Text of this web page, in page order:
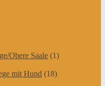
Obere Saale (1)
mit Hund (18)